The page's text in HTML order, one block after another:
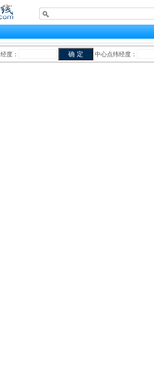
经度： 中心点纬经度：